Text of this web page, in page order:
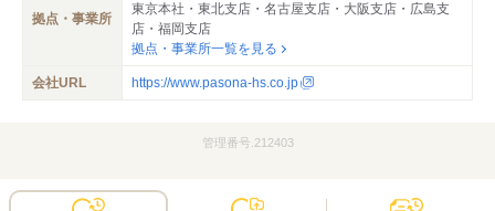
拠点・事業所
東京本社・東北支店・名古屋支店・大阪支店・広島支
店・福岡支店
拠点・事業所一覧を見る
会社URL https://www.pasona-hs.co.jp
管理番号.212403